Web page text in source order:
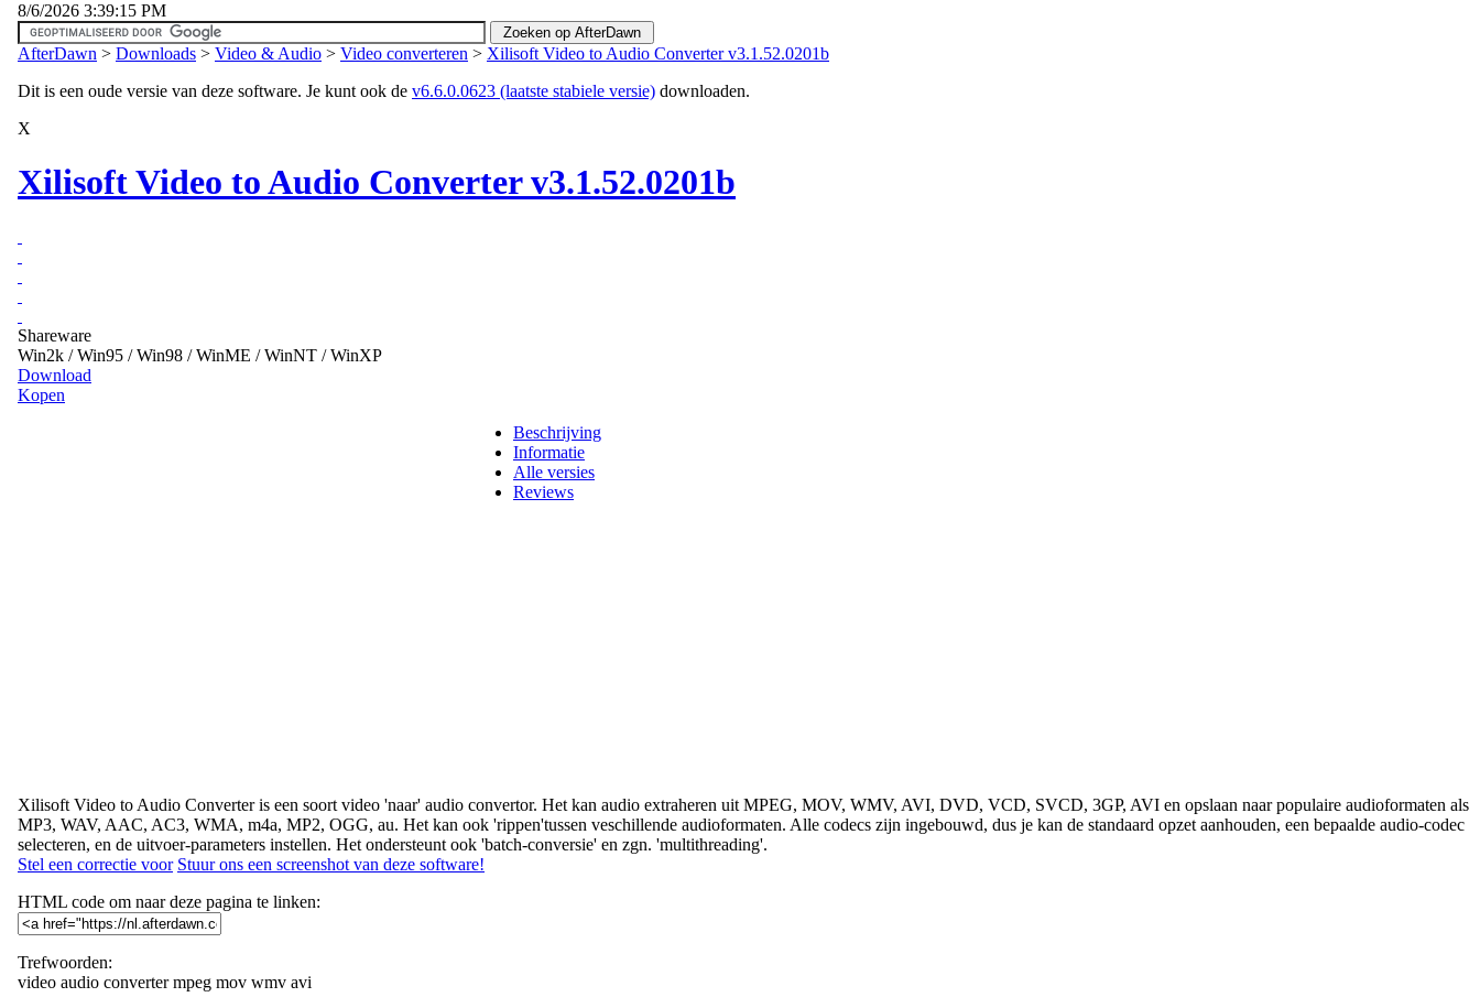
8/6/2026 3:39:15 PM
AfterDawn > Downloads > Video & Audio > Video converteren > Xilisoft Video to Audio Converter v3.1.52.0201b
Dit is een oude versie van deze software. Je kunt ook de v6.6.0.0623 (laatste stabiele versie) downloaden.
X
Xilisoft Video to Audio Converter v3.1.52.0201b
Shareware
Win2k / Win95 / Win98 / WinME / WinNT / WinXP
Download
Kopen
Beschrijving
Informatie
Alle versies
Reviews
Xilisoft Video to Audio Converter is een soort video 'naar' audio convertor. Het kan audio extraheren uit MPEG, MOV, WMV, AVI, DVD, VCD, SVCD, 3GP, AVI en opslaan naar populaire audioformaten als
MP3, WAV, AAC, AC3, WMA, m4a, MP2, OGG, au. Het kan ook 'rippen'tussen veschillende audioformaten. Alle codecs zijn ingebouwd, dus je kan de standaard opzet aanhouden, een bepaalde audio-codec
selecteren, en de uitvoer-parameters instellen. Het ondersteunt ook 'batch-conversie' en zgn. 'multithreading'.
Stel een correctie voor Stuur ons een screenshot van deze software!
HTML code om naar deze pagina te linken:
Trefwoorden:
video audio converter mpeg mov wmv avi